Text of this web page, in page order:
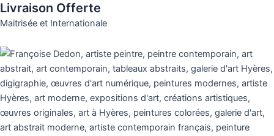
Livraison Offerte
Maitrisée et Internationale